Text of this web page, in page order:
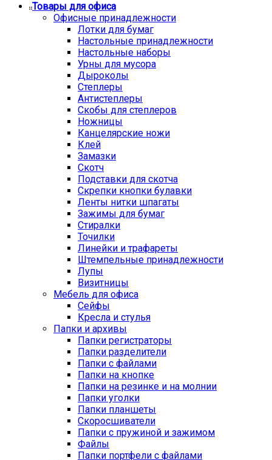
Товары для офиса
Офисные принадлежности
Лотки для бумаг
Настольные принадлежности
Настольные наборы
Урны для мусора
Дыроколы
Степлеры
Антистеплеры
Скобы для степлеров
Ножницы
Канцелярские ножи
Клей
Замазки
Скотч
Подставки для скотча
Скрепки кнопки булавки
Ленты нитки шпагаты
Зажимы для бумаг
Стиралки
Точилки
Линейки и трафареты
Штемпельные принадлежности
Лупы
Визитницы
Мебель для офиса
Сейфы
Кресла и стулья
Папки и архивы
Папки регистраторы
Папки разделители
Папки с файлами
Папки на кнопке
Папки на резинке и на молнии
Папки уголки
Папки планшеты
Скоросшиватели
Папки с пружиной и зажимом
Файлы
Папки портфели с файлами